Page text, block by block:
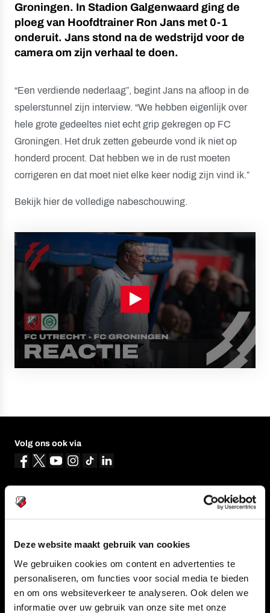
Deze website maakt gebruik van cookies
We gebruiken cookies om content en advertenties te
personaliseren, om functies voor social media te bieden
en om ons websiteverkeer te analyseren. Ook delen we
informatie over uw gebruik van onze site met onze
Groningen. In Stadion Galgenwaard ging de
ploeg van Hoofdtrainer Ron Jans met 0-1
onderuit. Jans stond na de wedstrijd voor de
camera om zijn verhaal te doen.
“Een verdiende nederlaag”, begint Jans na afloop in de
spelerstunnel zijn interview. “We hebben eigenlijk over
hele grote gedeeltes niet echt grip gekregen op FC
Groningen. Het druk zetten gebeurde vond ik niet op
honderd procent. Dat hebben we in de rust moeten
corrigeren en dat moet niet elke keer nodig zijn vind ik.”
Bekijk hier de volledige nabeschouwing.
Volg ons ook via
Navigeer naar
CLUB
TEAMS
STADION
SUPPORTERS
FOUNDATION
KAARTVERKOOP
BUSINESS